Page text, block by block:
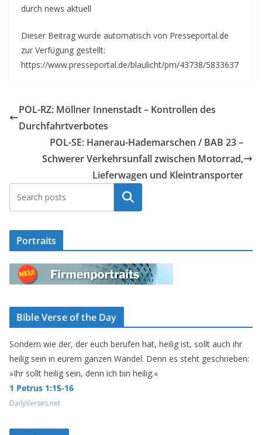
durch news aktuell
Dieser Beitrag wurde automatisch von Presseportal.de
zur Verfügung gestellt:
https://www.presseportal.de/blaulicht/pm/43738/5833637
POL-RZ: Möllner Innenstadt – Kontrollen des
Durchfahrtverbotes
POL-SE: Hanerau-Hademarschen / BAB 23 –
Schwerer Verkehrsunfall zwischen Motorrad,
Lieferwagen und Kleintransporter
Suchen
Portraits
Bible Verse of the Day
Sondern wie der, der euch berufen hat, heilig ist, sollt auch ihr
heilig sein in eurem ganzen Wandel. Denn es steht geschrieben:
»Ihr sollt heilig sein, denn ich bin heilig.«
1 Petrus 1:15-16
DailyVerses.net